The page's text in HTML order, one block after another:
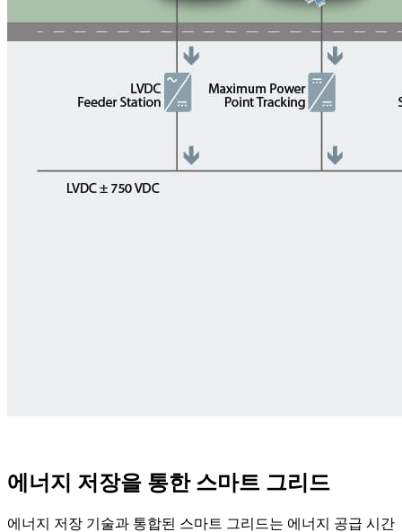
에너지 저장을 통한 스마트 그리드
에너지 저장 기술과 통합된 스마트 그리드는 에너지 공급 시간